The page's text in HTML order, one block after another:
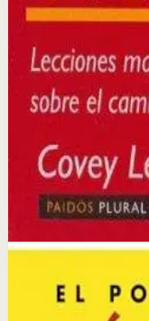
La idea central es
carácter y los
cambiar los
externo.
Abrir ficha
Comprar
Divulgación:
mediante este
Hábitos
El poder de